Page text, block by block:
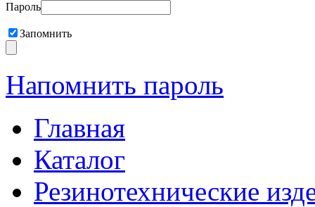
Пароль
Запомнить
Напомнить пароль
Главная
Каталог
Резинотехнические